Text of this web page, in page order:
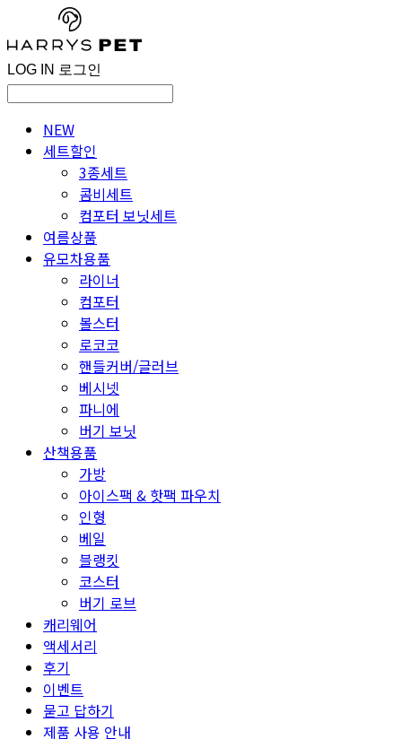
LOG IN 로그인
NEW
세트할인
3종세트
콤비세트
컴포터 보닛세트
여름상품
유모차용품
라이너
컴포터
볼스터
로코코
핸들커버/글러브
베시넷
파니에
버기 보닛
산책용품
가방
아이스팩 & 핫팩 파우치
인형
베일
블랭킷
코스터
버기 로브
캐리웨어
액세서리
후기
이벤트
묻고 답하기
제품 사용 안내